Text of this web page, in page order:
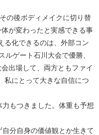
の後ボディメイクに切り替
が変わったと実感できる事
る化できるのは、外部コン
ルゲート石川大会で優勝、
出場して、両方ともファイ
私にとって大きな自信につ
もつきました。体重も予想
分自身の価値観とか生きて